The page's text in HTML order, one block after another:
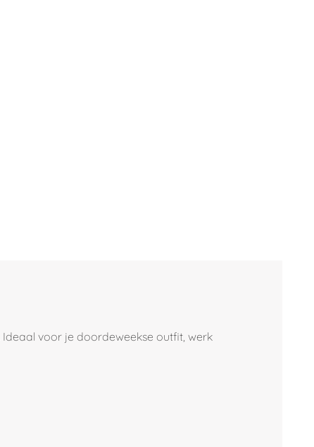
voor je doordeweekse outfit, werk